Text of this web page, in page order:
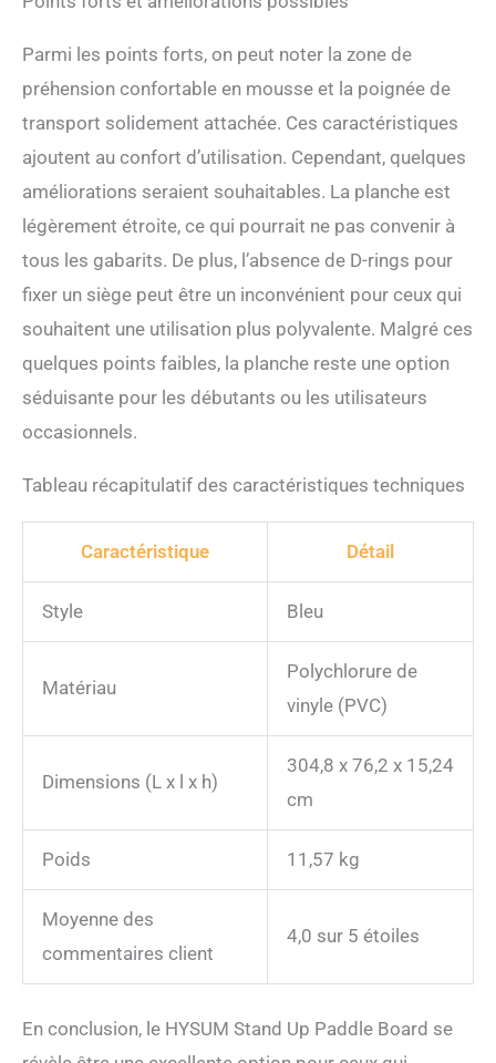
Parmi les points forts, on peut noter la zone de
préhension confortable en mousse et la poignée de
transport solidement attachée. Ces caractéristiques
ajoutent au confort d’utilisation. Cependant, quelques
améliorations seraient souhaitables. La planche est
légèrement étroite, ce qui pourrait ne pas convenir à
tous les gabarits. De plus, l’absence de D-rings pour
fixer un siège peut être un inconvénient pour ceux qui
souhaitent une utilisation plus polyvalente. Malgré ces
quelques points faibles, la planche reste une option
séduisante pour les débutants ou les utilisateurs
occasionnels.
Tableau récapitulatif des caractéristiques techniques
Caractéristique Détail
Style Bleu
Matériau
Polychlorure de
vinyle (PVC)
Dimensions (L x l x h)
304,8 x 76,2 x 15,24
cm
Poids 11,57 kg
Moyenne des
commentaires client
4,0 sur 5 étoiles
En conclusion, le HYSUM Stand Up Paddle Board se